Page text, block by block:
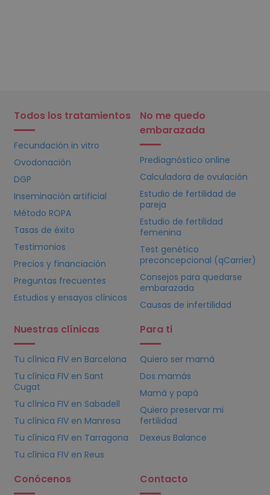
Todos los tratamientos
Fecundación in vitro
Ovodonación
DGP
Inseminación artificial
Método ROPA
Tasas de éxito
Testimonios
Precios y financiación
Preguntas frecuentes
Estudios y ensayos clínicos
No me quedo
embarazada
Prediagnóstico online
Calculadora de ovulación
Estudio de fertilidad de
pareja
Estudio de fertilidad
femenina
Test genético
preconcepcional (qCarrier)
Consejos para quedarse
embarazada
Causas de infertilidad
Nuestras clínicas
Tu clínica FIVen Barcelona
Tu clínica FIVen Sant
Cugat
Tu clínica FIVen Sabadell
Tu clínica FIVen Manresa
Tu clínica FIVen Tarragona
Tu clínica FIVen Reus
Para ti
Quiero ser mamá
Dos mamás
Mamá y papá
Quiero preservar mi
fertilidad
Dexeus Balance
Conócenos Contacto